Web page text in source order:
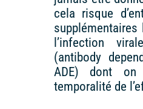
cela risque
l’infection
(antibody
ADE) dont
temporalité de